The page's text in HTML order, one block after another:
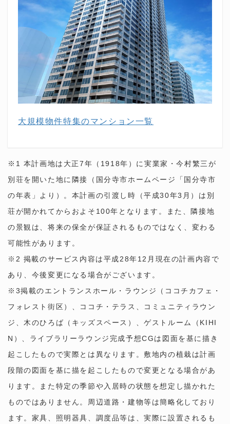
大規模物件特集のマンション一覧
※1 本計画地は大正7年（1918年）に実業家・今村繁三が
別荘を開いた地に隣接（国分寺市ホームページ「国分寺市
の年表」より）。本計画の引渡し時（平成30年3月）は別
荘が開かれてからおよそ100年となります。また、隣接地
の景観は、将来の保全が保証されるものではなく、変わる
可能性があります。
※2 掲載のサービス内容は平成28年12月現在の計画内容で
あり、今後変更になる場合がございます。
※3掲載のエントランスホール・ラウンジ（ココチカフェ・
フォレスト街区）、ココチ・テラス、コミュニティラウン
ジ、木のひろば（キッズスペース）、ゲストルーム（KIHI
N）、ライブラリーラウンジ完成予想CGは図面を基に描き
起こしたもので実際とは異なります。敷地内の植栽は計画
段階の図面を基に描を起こしたもので変更となる場合があ
ります。また特定の季節や入居時の状態を想定し描かれた
ものではありません。周辺道路・建物等は簡略化しており
ます。家具、照明器具、調度品等は、実際に設置されるも